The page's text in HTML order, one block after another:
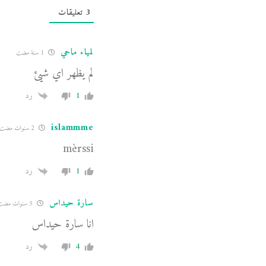
3 تعليقات
لمياء ماحي
لم يظهر اي شيئ
1 رد
islammme
mèrssi
1 رد
سارة حيداس
انا سارة حيداس
4 رد